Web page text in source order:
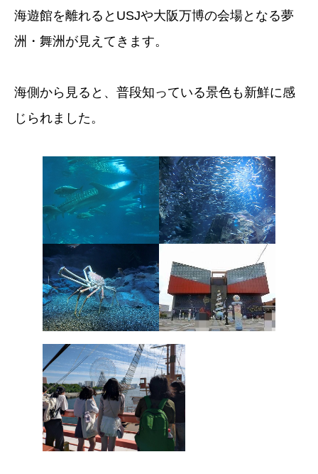
海遊館を離れるとUSJや大阪万博の会場となる夢
洲・舞洲が見えてきます。
海側から見ると、普段知っている景色も新鮮に感
じられました。